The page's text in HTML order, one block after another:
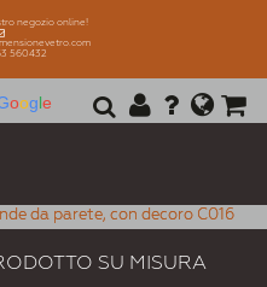
negozio online!
560432
oogle
da parete, con decoro C016
SU MISURA